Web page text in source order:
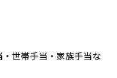
・世帯手当・家族手当な